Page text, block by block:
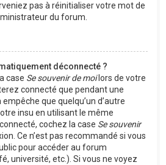
pas à réinitialiser votre mot de
du forum.
déconnecté ?
case Se souvenir de moilors de votre
connecté que pendant une
que quelqu’un d’autre
insu en utilisant le même
cochez la case Se souvenir
Ce n’est pas recommandé si vous
pour accéder au forum
université, etc.). Si vous ne voyez